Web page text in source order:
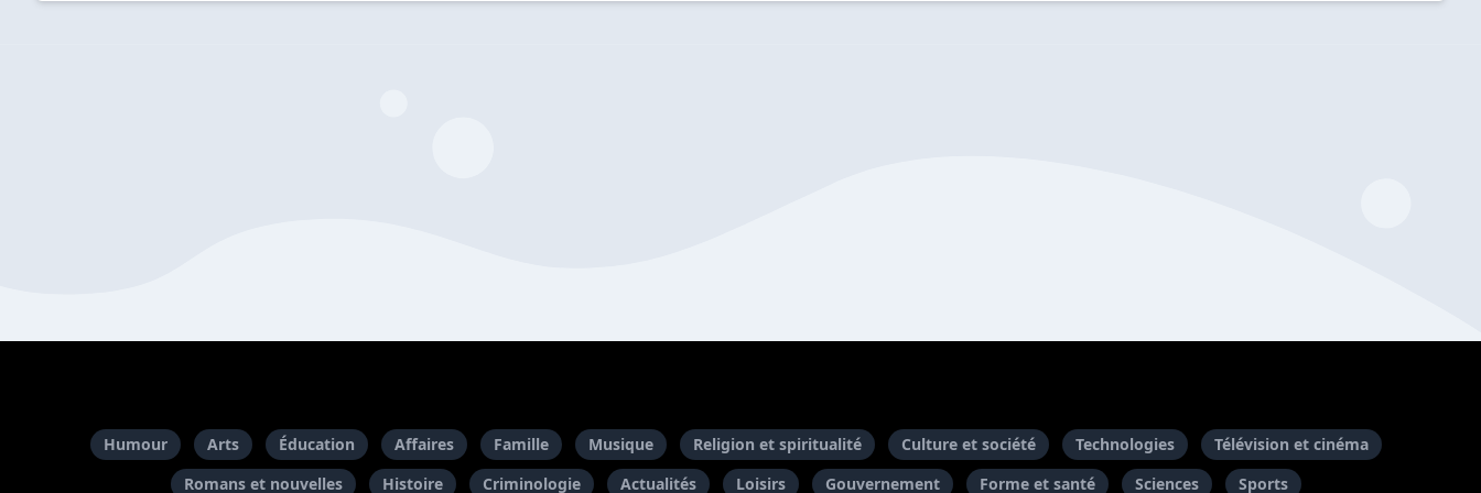
Humour Arts Éducation Affaires Famille Musique Religion et spiritualité Culture et société Technologies
Télévision et cinéma
Romans et nouvelles
Histoire Criminologie Actualités Loisirs Gouvernement Forme et santé Sciences Sports